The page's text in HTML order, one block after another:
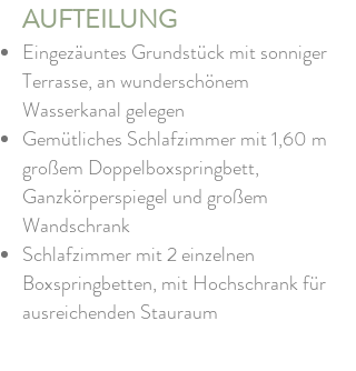
AUFTEILUNG
Eingezäuntes Grundstück mit sonniger
Terrasse, an wunderschönem
Wasserkanal gelegen
Gemütliches Schlafzimmer mit 1,60 m
großem Doppelboxspringbett,
Ganzkörperspiegel und großem
Wandschrank
Schlafzimmer mit 2 einzelnen
Boxspringbetten, mit Hochschrank für
ausreichenden Stauraum